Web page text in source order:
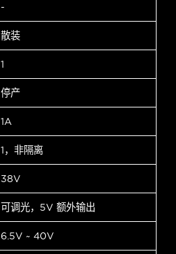
-
散装
1
停产
1A
1，非隔离
38V
可调光，5V 额外输出
6.5V ~ 40V